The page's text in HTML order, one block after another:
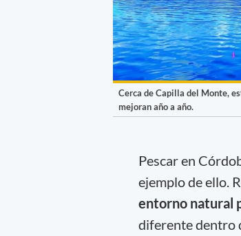
Cerca de Capilla del Monte,
mejoran año a año.
Pescar en
ejemplo de ello.
entorno natural
diferente dentro